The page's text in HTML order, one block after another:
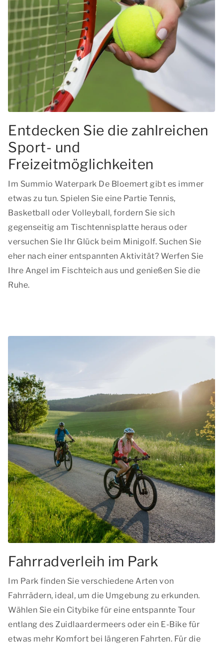
Entdecken Sie die zahlreichen
Sport- und
Freizeitmöglichkeiten
Im Summio Waterpark De Bloemert gibt es immer
etwas zu tun. Spielen Sie eine Partie Tennis,
Basketball oder Volleyball, fordern Sie sich
gegenseitig am Tischtennisplatte heraus oder
versuchen Sie Ihr Glück beim Minigolf. Suchen Sie
eher nach einer entspannten Aktivität? Werfen Sie
Ihre Angel im Fischteich aus und genießen Sie die
Ruhe.
Fahrradverleih im Park
Im Park finden Sie verschiedene Arten von
Fahrrädern, ideal, um die Umgebung zu erkunden.
Wählen Sie ein Citybike für eine entspannte Tour
entlang des Zuidlaardermeers oder ein E-Bike für
etwas mehr Komfort bei längeren Fahrten. Für die